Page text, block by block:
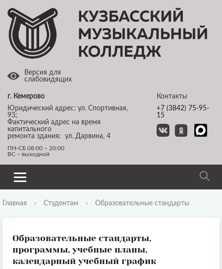
г. Кемерово
Юридический адрес: ул. Спортивная,
93;
Фактический адрес на время
капитального
ремонта здания: ул. Дарвина, 4
ПН-СБ 08:00 – 20:00
ВС – выходной
Контакты
+7 (3842) 75-95-
15
Версия для
слабовидящих
Главная › Студентам › Образовательные стандарты
Образовательные стандарты,
программы, учебные планы,
календарный учебный график